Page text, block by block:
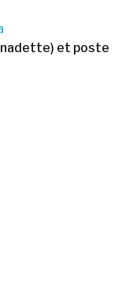
et poste